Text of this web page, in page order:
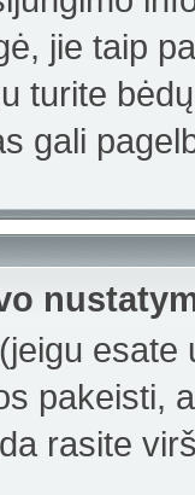
jie taip
turite
gali
pakeisti,
rasite